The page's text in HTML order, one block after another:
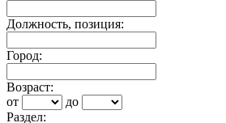
Должность, позиция:
Город:
Возраст:
от
до
Раздел: